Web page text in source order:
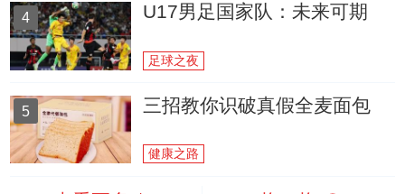
4 U17男足国家队：未来可期
足球之夜
5 三招教你识破真假全麦面包
健康之路